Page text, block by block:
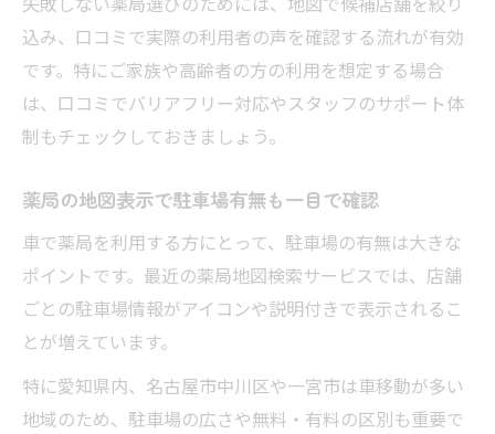
込み、口コミで実際の利用者の声を確認する流れが有効
です。特にご家族や高齢者の方の利用を想定する場合
は、口コミでバリアフリー対応やスタッフのサポート体
制もチェックしておきましょう。
薬局の地図表示で駐車場有無も一目で確認
車で薬局を利用する方にとって、駐車場の有無は大きな
ポイントです。最近の薬局地図検索サービスでは、店舗
ごとの駐車場情報がアイコンや説明付きで表示されるこ
とが増えています。
特に愛知県内、名古屋市中川区や一宮市は車移動が多い
地域のため、駐車場の広さや無料・有料の区別も重要で